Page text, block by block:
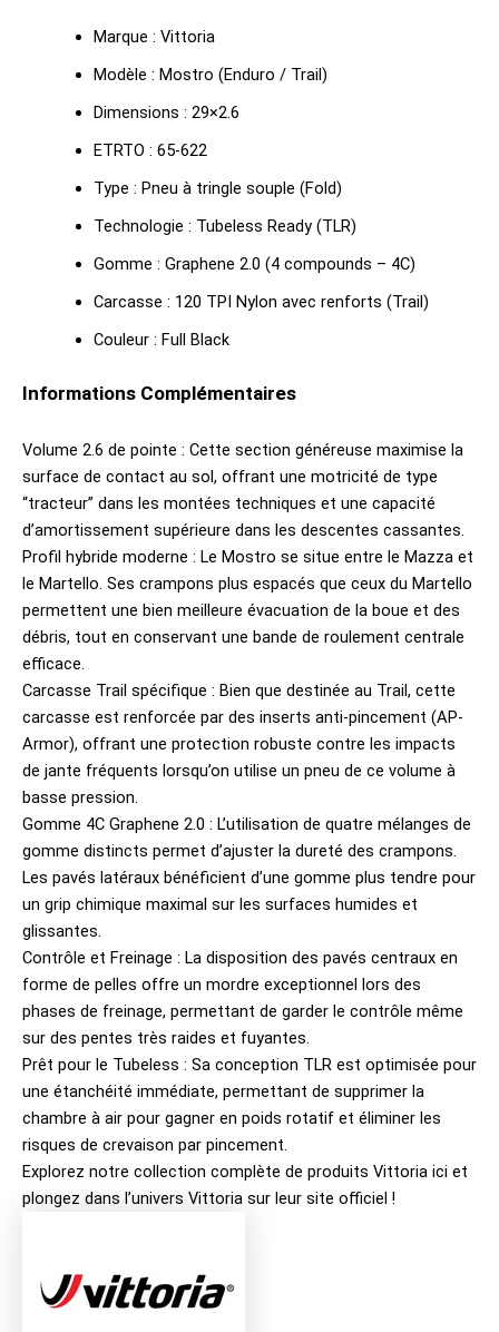
Marque : Vittoria
Modèle : Mostro (Enduro / Trail)
Dimensions : 29×2.6
ETRTO : 65-622
Type : Pneu à tringle souple (Fold)
Technologie : Tubeless Ready (TLR)
Gomme : Graphene 2.0 (4 compounds – 4C)
Carcasse : 120 TPI Nylon avec renforts (Trail)
Couleur : Full Black
Informations Complémentaires
Volume 2.6 de pointe : Cette section généreuse maximise la
surface de contact au sol, offrant une motricité de type
“tracteur” dans les montées techniques et une capacité
d’amortissement supérieure dans les descentes cassantes.
Profil hybride moderne : Le Mostro se situe entre le Mazza et
le Martello. Ses crampons plus espacés que ceux du Martello
permettent une bien meilleure évacuation de la boue et des
débris, tout en conservant une bande de roulement centrale
efficace.
Carcasse Trail spécifique : Bien que destinée au Trail, cette
carcasse est renforcée par des inserts anti-pincement (AP-
Armor), offrant une protection robuste contre les impacts
de jante fréquents lorsqu’on utilise un pneu de ce volume à
basse pression.
Gomme 4C Graphene 2.0 : L’utilisation de quatre mélanges de
gomme distincts permet d’ajuster la dureté des crampons.
Les pavés latéraux bénéficient d’une gomme plus tendre pour
un grip chimique maximal sur les surfaces humides et
glissantes.
Contrôle et Freinage : La disposition des pavés centraux en
forme de pelles offre un mordre exceptionnel lors des
phases de freinage, permettant de garder le contrôle même
sur des pentes très raides et fuyantes.
Prêt pour le Tubeless : Sa conception TLR est optimisée pour
une étanchéité immédiate, permettant de supprimer la
chambre à air pour gagner en poids rotatif et éliminer les
risques de crevaison par pincement.
Explorez notre collection complète de produits Vittoria ici et
plongez dans l’univers Vittoria sur leur site officiel !